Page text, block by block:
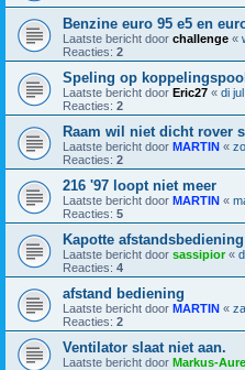
Benzine euro 95 e5 en
Laatste bericht door challenge «
Reacties: 2
Speling op
Laatste bericht door Eric27 « di
Reacties: 2
Raam wil niet dicht rover
Laatste bericht door MARTIN «
Reacties: 2
216 '97 loopt niet meer
Laatste bericht door MARTIN «
Reacties: 5
Kapotte
Laatste bericht door sassipior«
Reacties: 4
afstand bediening
Laatste bericht door MARTIN «
Reacties: 2
Ventilator slaat niet aan.
Laatste bericht door Markus-